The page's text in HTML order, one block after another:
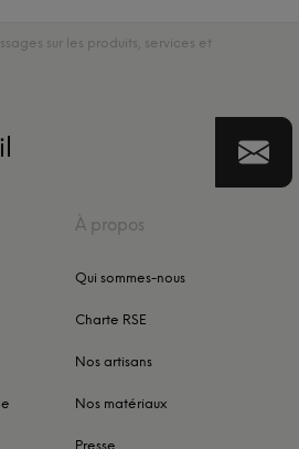
sur les produits, services et
À propos
Qui sommes-nous
Charte RSE
Nos artisans
Nos matériaux
Presse